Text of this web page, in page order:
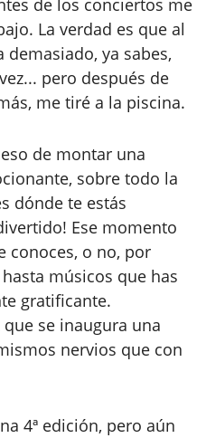
de los conciertos me
La verdad es que al
ya sabes,
pero después de
me tiré a la piscina.
de montar una
sobre todo la
dónde te estás
Ese momento
conoces, o no, por
músicos que has
gratificante.
que se inaugura una
nervios que con
4ª edición, pero aún